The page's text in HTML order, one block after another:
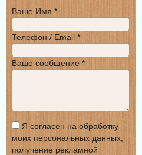
Ваше Имя *
Телефон / Email *
Ваше сообщение *
Я согласен на обработку
моих персональных данных,
получение рекламной